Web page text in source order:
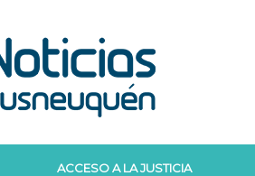
ACCESO A LA JUSTICIA